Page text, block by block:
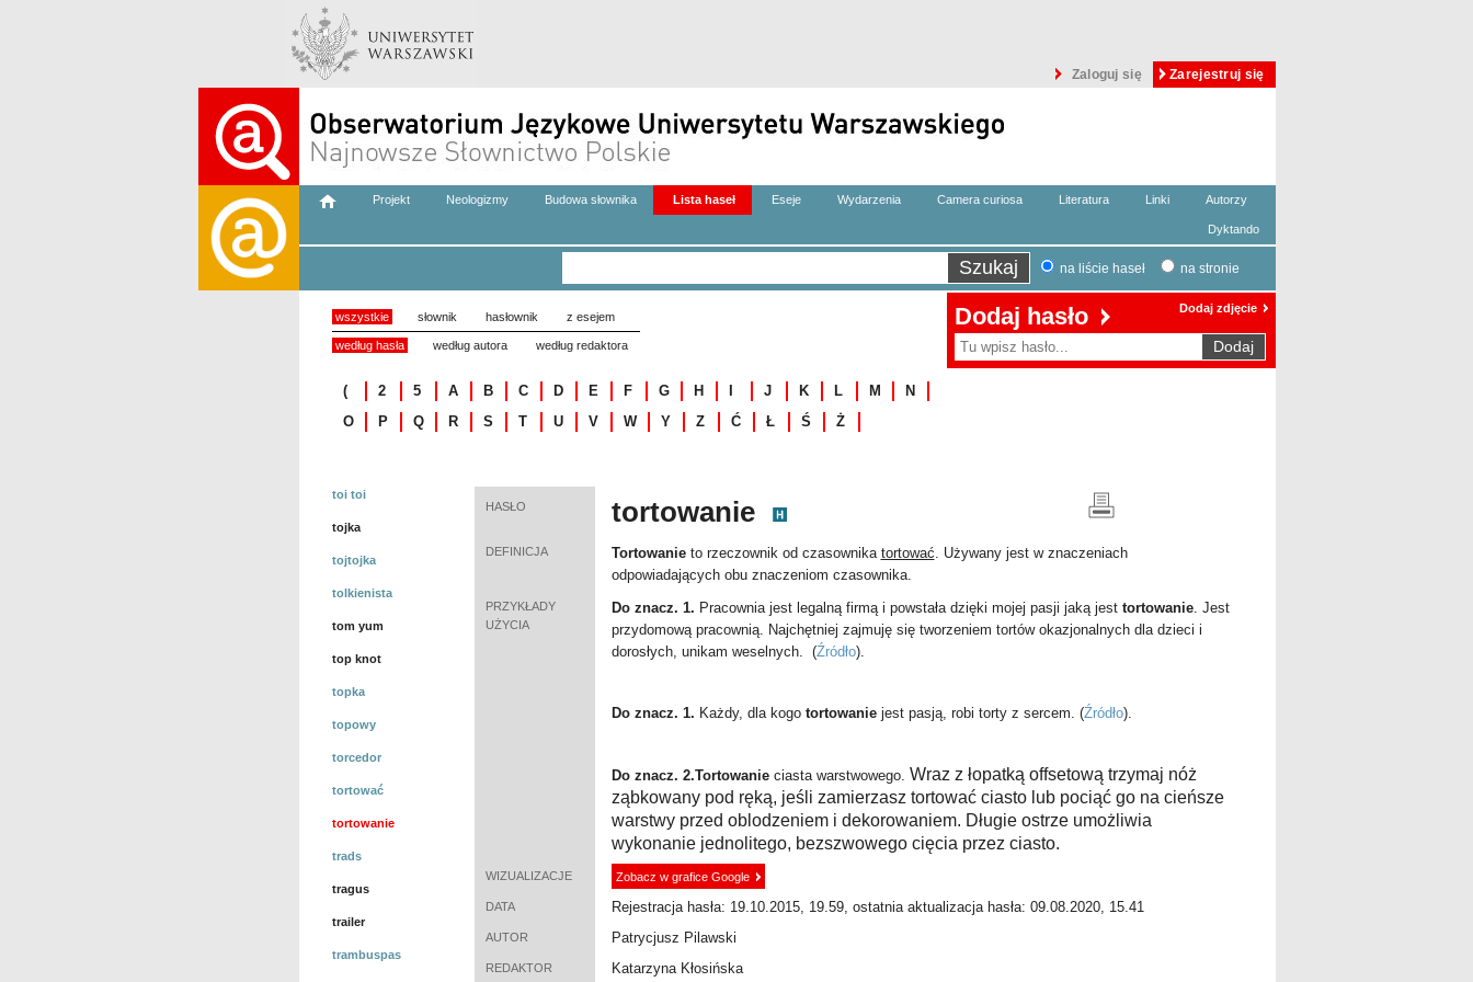
Zaloguj się Zarejestruj się
Projekt Neologizmy Budowa słownika Lista haseł Eseje Wydarzenia Camera curiosa Literatura Linki Autorzy
Dyktando
na liście haseł na stronie
wszystkie słownik hasłownik z esejem
według hasła według autora według redaktora
( 2 5 A B C D E F G H J K L M
N
O
P Q R S T U V W Y Z Ć Ł Ś Ż
Dodaj hasło Dodaj zdjęcie
toi toi
tojka
tojtojka
tolkienista
tom yum
top knot
topka
topowy
torcedor
tortować
tortowanie
trads
tragus
trailer
trambuspas
HASŁO tortowanie
DEFINICJA Tortowanieto rzeczownik od czasownika tortować. Używany jest w znaczeniach
odpowiadających obu znaczeniom czasownika.
PRZYKŁADY
UŻYCIA
Do znacz. 1. Pracownia jest legalną firmą i powstała dzięki mojej pasji jaką jest tortowanie. Jest
przydomową pracownią. Najchętniej zajmuję się tworzeniem tortów okazjonalnych dla dzieci i
dorosłych, unikam weselnych. (Źródło).
Do znacz. 1. Każdy, dla kogo tortowaniejest pasją, robi torty z sercem. (Źródło).
Do znacz. 2.Tortowanieciasta warstwowego. Wraz z łopatką offsetową trzymaj nóż
ząbkowany pod ręką, jeśli zamierzasz tortować ciasto lub pociąć go na cieńsze
warstwy przed oblodzeniem i dekorowaniem. Długie ostrze umożliwia
wykonanie jednolitego, bezszwowego cięcia przez ciasto.
WIZUALIZACJE Zobacz w grafice Google
DATA Rejestracja hasła: 19.10.2015, 19.59, ostatnia aktualizacja hasła: 09.08.2020, 15.41
AUTOR Patrycjusz Pilawski
REDAKTOR Katarzyna Kłosińska